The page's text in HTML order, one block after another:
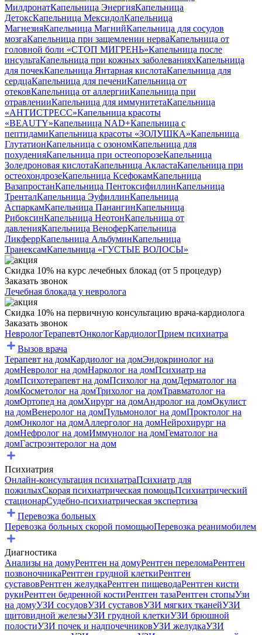
МилдронатКапельница ЭнергияКапельница
ДетоксКапельница МексидолКапельница
МагнезияКапельница МагнийКапельница для сосудов
мозгаКапельница при защемлении нерваКапельница от
головной боли «СТОП МИГРЕНЬ»Капельница после
инсультаКапельница при кожных заболеванияхКапельница
для почекКапельница Янтарная кислотаКапельница для
сердцаКапельница для печениКапельница от
отековКапельница от аллергииКапельница при
отравленииКапельница для иммунитетаКапельница
«АНТИСТРЕСС»Капельница красоты
«BEAUTY»Капельница NAD+Капельница с
пептидамиКапельница красоты «ЗОЛУШКА»Капельница
ГлутатионКапельница с озономКапельница для
похуденияКапельница при остеопорозеКапельница
Золедроновая кислотаКапельница АкластаКапельница при
остеохондрозеКапельница КсефокамКапельница
ВазапростанКапельница ПентоксифиллинКапельница
ТренталКапельница ЭуфиллинКапельница
АспаркамКапельница ПанангинКапельница
РибоксинКапельница НеотонКапельница от
давленияКапельница ВеноферКапельница
ЛикферрКапельница АльбуминКапельница
ТранексамКапельница «ГУСТЫЕ ВОЛОСЫ»
Скидка 10% на курс лечебных блокад (от 5 процедур)
Заказать звонок
Лечебная блокада у невролога
Скидка 10% на первичную консультацию врача-кардиолога
Заказать звонок
НеврологТерапевтОнкологКардиологПрием психиатра
Вызов врача
Терапевт на домКардиолог на домЭндокринолог на
домНевролог на домНарколог на домПсихиатр на
домПсихотерапевт на домПсихолог на домДерматолог на
домКосметолог на домТрихолог на домТравматолог на
домОртопед на домХирург на домАндролог на домОкулист
на домВенеролог на домПульмонолог на домПроктолог на
домОнколог на домАллерголог на домНейрохирург на
домНефролог на домИммунолог на домГематолог на
домГастроэнтеролог на дом
Психиатрия
Онлайн-консультация психиатраПсихиатр для
пожилыхСкорая психиатрическая помощьПсихиатрический
стационарСудебно-психиатрическая экспертиза
Перевозка больных
Перевозка больных скорой помощьюПеревозка реанимобилем
Диагностика
Анализы на домуРентген на домуРентген переломаРентген
позвоночникаРентген грудной клеткиРентген
суставовРентген желудкаРентген пищеводаРентген кисти
рукиРентген бедренной костиРентген тазаРентген стопыУзи
на домуУЗИ сосудовУЗИ суставовУЗИ мягких тканейУЗИ
щитовидной железыУЗИ грудной клеткиУЗИ брюшной
полостиУЗИ почек и надпочечниковУЗИ желудкаУЗИ